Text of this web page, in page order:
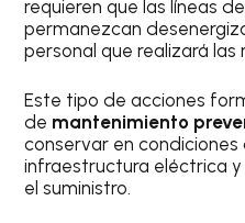
requieren que las líneas
permanezcan
personal que realizará las
Este tipo de acciones
de mantenimiento
conservar en condiciones
infraestructura eléctrica
el suministro.